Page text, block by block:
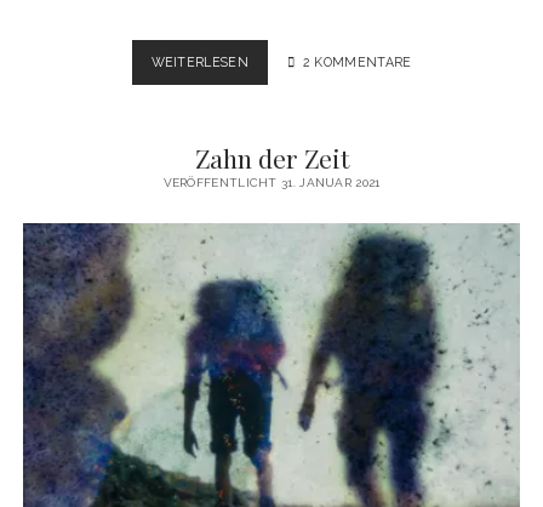
WEITERLESEN MOMENTE
DER
2 KOMMENTARE
Zahn der Zeit
VERÖFFENTLICHT 31. JANUAR 2021